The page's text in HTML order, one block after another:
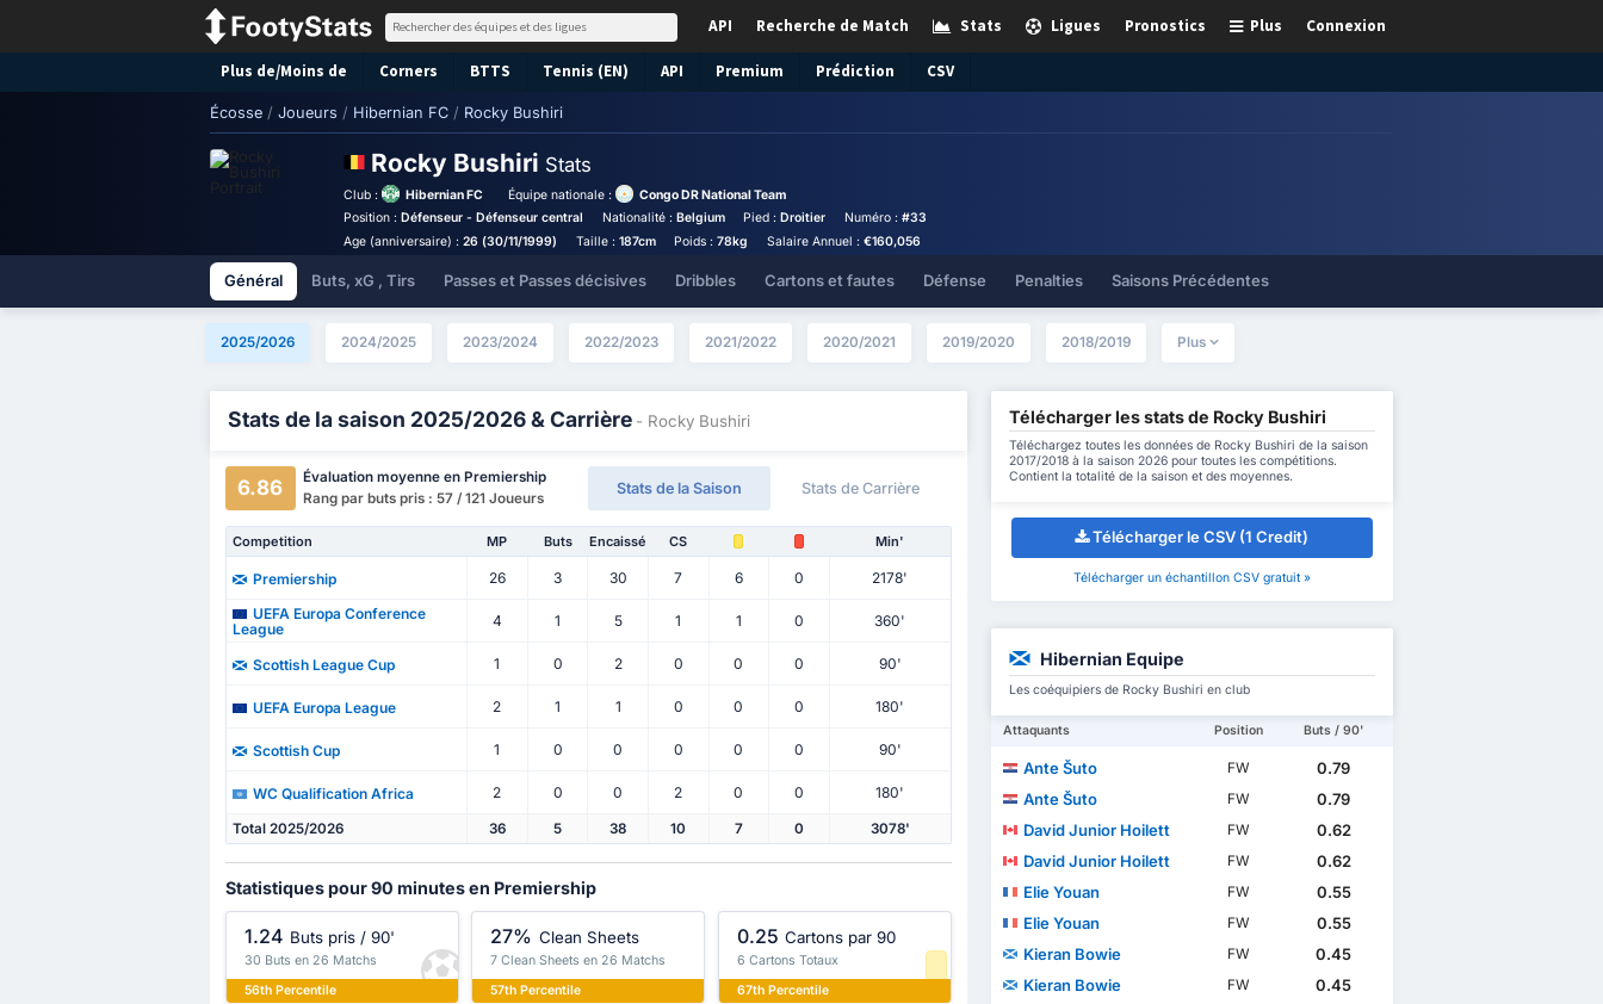
Connexion
Plus
Pronostics
Ligues
Stats
Recherche de Match
API
Plus de/Moins de Corners BTTS Tennis (EN) API Premium Prédiction CSV
Écosse / Joueurs / Hibernian FC / Rocky Bushiri
Rocky Bushiri Stats
Club : Hibernian FC Équipe nationale :
Congo DR National Team
Position :Défenseur - Défenseur central Nationalité : Belgium Pied :Droitier Numéro : #33
Age (anniversaire) :26 (30/11/1999) Taille : 187cm Poids :78kg Salaire Annuel : €160,056
Général Buts, xG , Tirs Passes et Passes décisives Dribbles Cartons et fautes Défense Penalties Saisons Précédentes
2025/2026 2024/2025 2023/2024 2022/2023 2021/2022 2020/2021 2019/2020 2018/2019 Plus
Stats de la saison 2025/2026 & Carrière - Rocky Bushiri
6.86
Évaluation moyenne en Premiership
Rang par buts pris : 57 / 121 Joueurs
Stats de la Saison Stats de Carrière
Competition MP Buts Encaissé CS Min'
Premiership 26 3 30 7 6 0
2178'
UEFA Europa Conference
League
4 1 5 1 1 0 360'
Scottish League Cup 1 0 2 0 0 0 90'
UEFA Europa League 2 1 1 0 0 0 180'
Scottish Cup 1 0 0 0 0 0 90'
WC Qualification Africa 2 0 0 2 0 0 180'
Total 2025/2026 36 5 38 10 7 0 3078'
Statistiques pour 90 minutes en Premiership
1.24 Buts pris / 90'
30 Buts en 26 Matchs
56th Percentile
27% Clean Sheets
7 Clean Sheets en 26 Matchs
57th Percentile
0.25 Cartons par 90
6 Cartons Totaux
67th Percentile
Télécharger les stats de Rocky Bushiri
Téléchargez toutes les données de Rocky Bushiri de la saison
2017/2018 à la saison 2026 pour toutes les compétitions.
Contient la totalité de la saison et des moyennes.
Télécharger le CSV (1 Credit)
Télécharger un échantillon CSV gratuit »
Hibernian Equipe
Les coéquipiers de Rocky Bushiri en club
Attaquants Position Buts / 90'
Ante Šuto FW
0.79
Ante Šuto
FW
0.79
David Junior Hoilett
FW
0.62
David Junior Hoilett
FW
0.62
Elie Youan
FW
0.55
Elie Youan
FW
0.55
Kieran Bowie
FW
0.45
Kieran Bowie
FW
0.45